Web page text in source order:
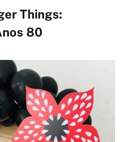
Things:
80